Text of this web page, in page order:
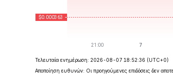
Τελευταία ενημέρωση: 2026-08-07 18:52:36 (UTC+0)
Αποποίηση ευθυνών: Οι προηγούμενες επιδόσεις δεν